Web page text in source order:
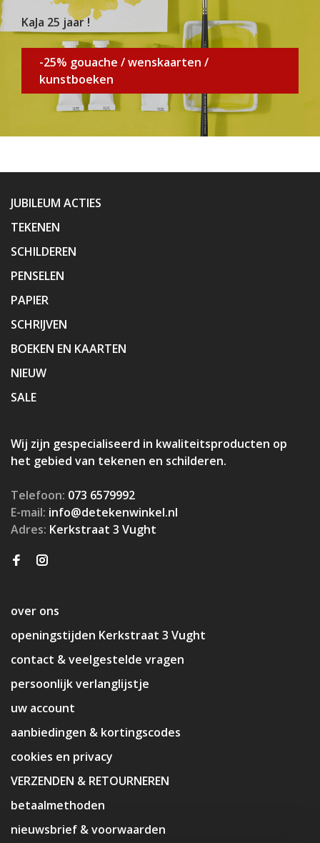
KaJa 25 jaar !
-25% gouache / wenskaarten /
kunstboeken
JUBILEUM ACTIES
TEKENEN
SCHILDEREN
PENSELEN
PAPIER
SCHRIJVEN
BOEKEN EN KAARTEN
NIEUW
SALE
Wij zijn gespecialiseerd in kwaliteitsproducten op
het gebied van tekenen en schilderen.
Telefoon: 073 6579992
E-mail: info@detekenwinkel.nl
Adres: Kerkstraat 3 Vught
over ons
openingstijden Kerkstraat 3 Vught
contact & veelgestelde vragen
persoonlijk verlanglijstje
uw account
aanbiedingen & kortingscodes
cookies en privacy
VERZENDEN & RETOURNEREN
betaalmethoden
nieuwsbrief & voorwaarden